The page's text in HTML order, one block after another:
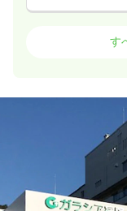
正看護師 /
8:45～17:00
4週8休以上
気に
す